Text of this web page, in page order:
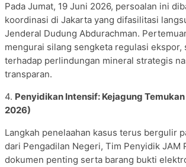
Pada Jumat, 19 Juni 2026, persoalan ini
koordinasi di Jakarta yang difasilitasi
Jenderal Dudung Abdurachman.
mengurai silang sengketa regulasi
terhadap perlindungan mineral strategis
transparan.
4. Penyidikan Intensif: Kejagung
2026)
Langkah penelaahan kasus terus bergulir
dari Pengadilan Negeri, Tim Penyidik
dokumen penting serta barang bukti